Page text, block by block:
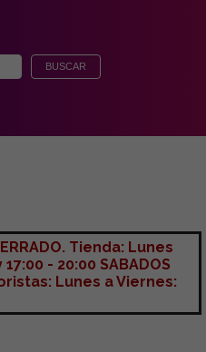
Tienda: Lunes
- 20:00 SABADOS
Lunes a Viernes: